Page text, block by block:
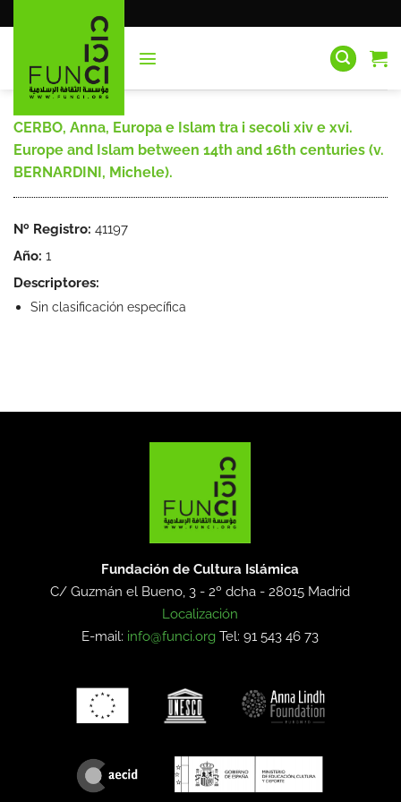
al
CERBO, Anna, Europa e Islam tra i secoli xiv e xvi.
Europe and Islam between 14th and 16th centuries (v.
BERNARDINI, Michele).
Nº Registro: 41197
Año: 1
Descriptores:
Sin clasificación específica
Fundación de Cultura Islámica
C/ Guzmán el Bueno, 3 - 2º dcha -28015 Madrid
Localización
E-mail: info@funci.org Tel: 91 543 46 73